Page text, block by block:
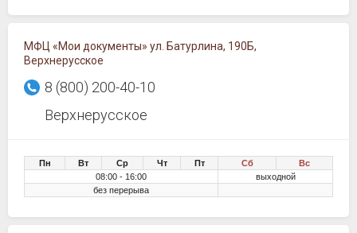
МФЦ «Мои документы» ул. Батурлина, 190Б,
Верхнерусское
8 (800) 200-40-10
Верхнерусское
Пн Вт Ср Чт Пт Сб
Вс
08:00 - 16:00
выходной
без перерыва